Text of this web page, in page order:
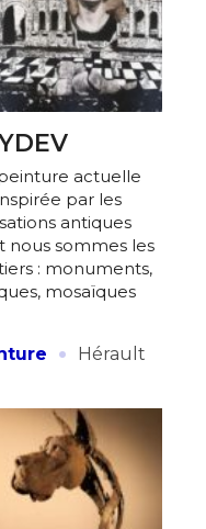
actuelle
par les
antiques
nous sommes les
: monuments,
mosaïques
· Hérault